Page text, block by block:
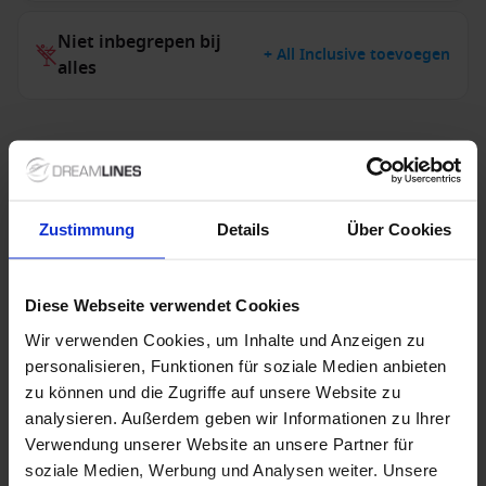
Zustimmung Details Über Cookies
Diese Webseite verwendet Cookies
Wir verwenden Cookies, um Inhalte und Anzeigen zu
personalisieren, Funktionen für soziale Medien anbieten
zu können und die Zugriffe auf unsere Website zu
analysieren. Außerdem geben wir Informationen zu Ihrer
Verwendung unserer Website an unsere Partner für
soziale Medien, Werbung und Analysen weiter. Unsere
Niet inbegrepen bij
alles
+ All Inclusive toevoegen
Verdere informatie
Optionele diensten
Speciale aanbiedingen